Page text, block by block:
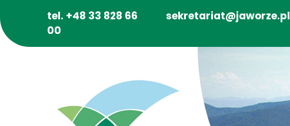
tel. +48 33 828 66
00
sekretariat@jaworze.pl